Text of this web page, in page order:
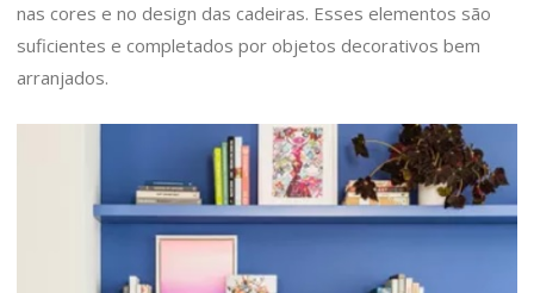
nas cores e no design das cadeiras. Esses elementos são
suficientes e completados por objetos decorativos bem
arranjados.